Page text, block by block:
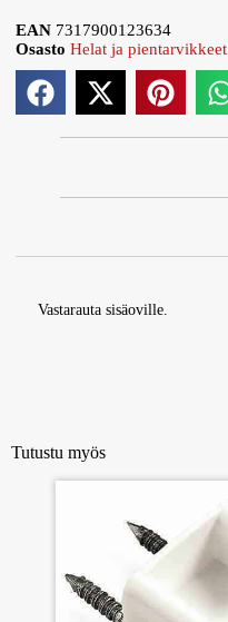
EAN 7317900123634
Osasto Helat ja pientarvikkeet
Vastarauta sisäoville.
Tutustu myös